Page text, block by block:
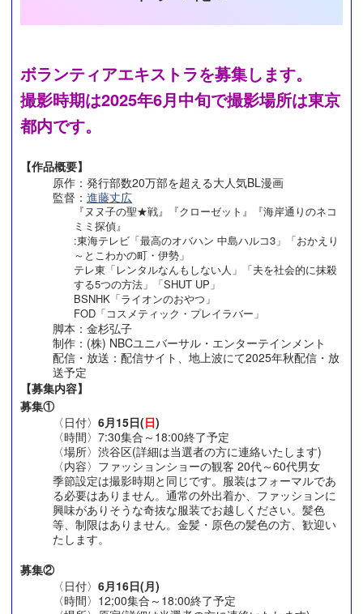
ボランティアエキストラを募集します。
撮影時期は2025年6月中旬で撮影場所は東京
都内です。
【作品概要】
原作：発行部数20万部を超える大人気BL漫画
監督： 進藤丈広
『ヌヌ子の聖★戦』『クローゼット』『海岸通りのネコ
ミミ探偵』
:東海テレビ「最高のオバハン 中島ハルコ3」「おかえり
～とこわかの町・伊勢」
テレ東「レンタルなんもしない人」「夫を社会的に抹殺
する5つの方法」「SHUT UP」
BSNHK「ライオンのおやつ」
FOD「コスメティック・プレイラバー」
脚本：金杉弘子
制作：(株) NBCユニバーサル・エンターテインメント
配信・放送：配信サイト、地上波にて2025年秋配信・放
送予定
【募集内容】
募集①
〈日付〉 6月15日(日)
〈時間〉7:30集合～18:00終了予定
〈場所〉渋谷区(詳細は当選者の方に連絡いたします)
〈内容〉ファッションショーの観客 20代～60代男女
季節設定は撮影時期と同じです。服装はフォーマルであ
る必要はありません。通常の外出着か、ファッションに
興味がありそうな奇抜な服装でお越しください。髪色
等、制限はありません。金髪・原色の髪色の方、歓迎い
たします。
募集②
〈日付〉 6月16日(月)
〈時間〉12;00集合～18:00終了予定